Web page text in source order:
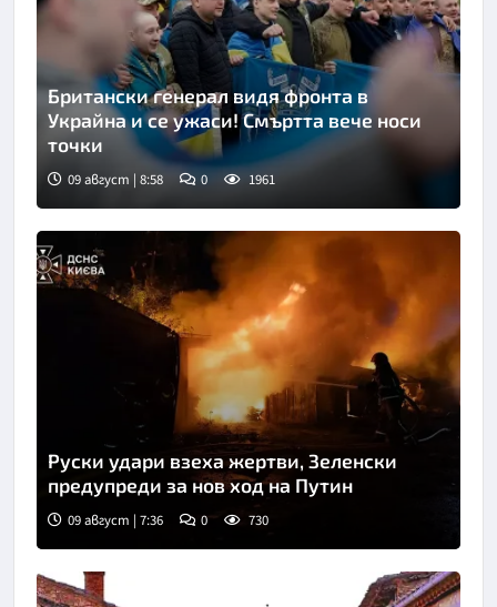
Снимка: Укринформ
Британски генерал видя фронта в
Украйна и се ужаси! Смъртта вече носи
точки
09 август | 8:58 0 1961
Руски удари взеха жертви, Зеленски
предупреди за нов ход на Путин
09 август | 7:36 0 730